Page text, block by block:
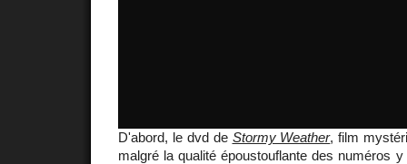
D'abord, le dvd de Stormy Weather, film
malgré la qualité époustouflante des numéros